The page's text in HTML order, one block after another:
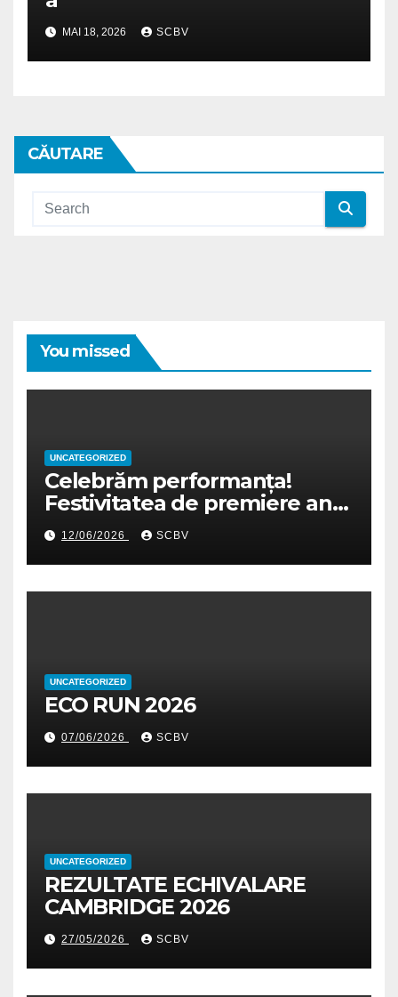
MAI 18, 2026 SCBV
CĂUTARE
You missed
UNCATEGORIZED
Celebrăm performanța!
Festivitatea de premiere an
școlar 2025-2026
12/06/2026 SCBV
UNCATEGORIZED
ECO RUN 2026
07/06/2026 SCBV
UNCATEGORIZED
REZULTATE ECHIVALARE
CAMBRIDGE 2026
27/05/2026 SCBV